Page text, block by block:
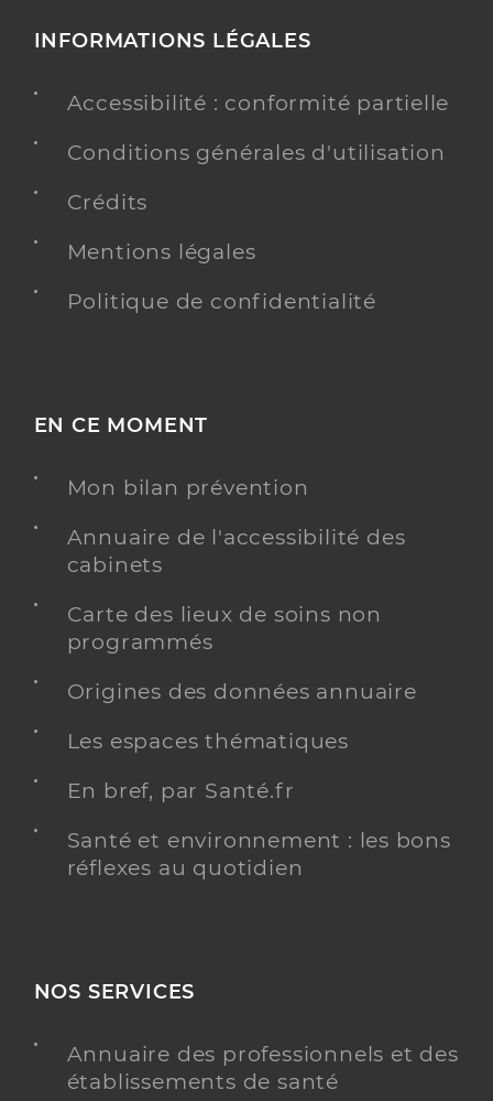
INFORMATIONS LÉGALES
Accessibilité : conformité partielle
Conditions générales d'utilisation
Crédits
Mentions légales
Politique de confidentialité
EN CE MOMENT
Mon bilan prévention
Annuaire de l'accessibilité des
cabinets
Carte des lieux de soins non
programmés
Origines des données annuaire
Les espaces thématiques
En bref, par Santé.fr
Santé et environnement : les bons
réflexes au quotidien
NOS SERVICES
Annuaire des professionnels et des
établissements de santé